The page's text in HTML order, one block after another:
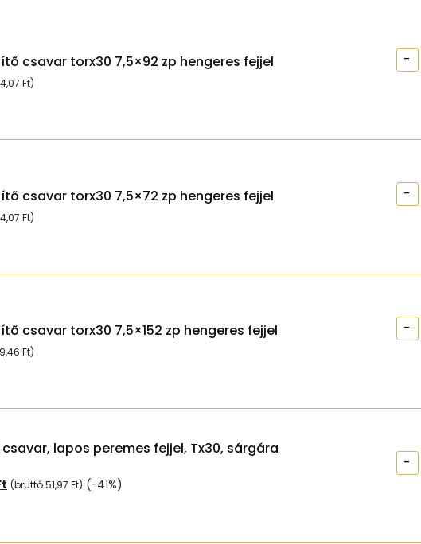
csavar torx30 7,5×92 zp hengeres fejjel
Ft)
-
csavar torx30 7,5×72 zp hengeres fejjel
Ft)
-
csavar torx30 7,5×152 zp hengeres fejjel
Ft)
-
lapos peremes fejjel, Tx30, sárgára
Current
(bruttó51,97 Ft) (-41%)
-